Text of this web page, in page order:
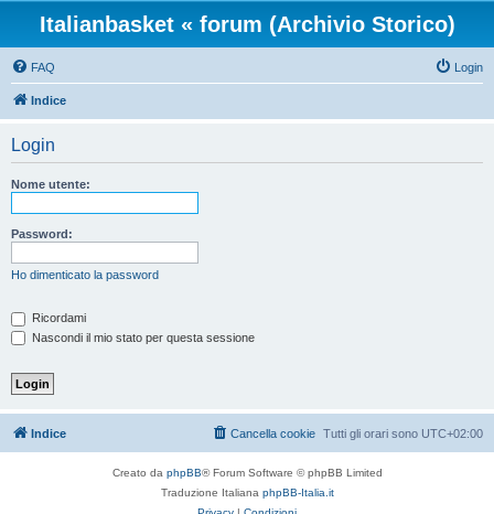
Italianbasket « forum (Archivio Storico)
FAQ Login
Indice
Login
Nome utente:
Password:
Ho dimenticato la password
Ricordami
Nascondi il mio stato per questa sessione
Indice Tutti gli orari sono UTC+02:00
Cancella cookie
Creato da phpBB® Forum Software © phpBB Limited
Traduzione Italiana phpBB-Italia.it